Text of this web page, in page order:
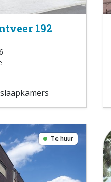
192
Te huur